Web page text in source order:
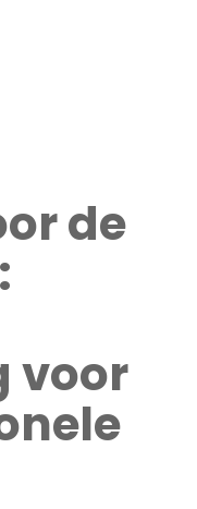
de
voor